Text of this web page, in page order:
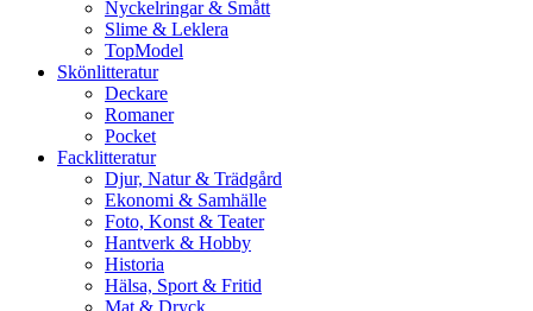
Nyckelringar & Smått
Slime & Leklera
TopModel
Skönlitteratur
Deckare
Romaner
Pocket
Facklitteratur
Djur, Natur & Trädgård
Ekonomi & Samhälle
Foto, Konst & Teater
Hantverk & Hobby
Historia
Hälsa, Sport & Fritid
Mat & Dryck